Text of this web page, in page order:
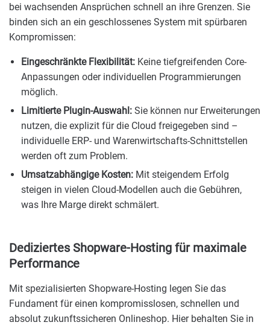
bei wachsenden Ansprüchen schnell an ihre Grenzen. Sie
binden sich an ein geschlossenes System mit spürbaren
Kompromissen:
Eingeschränkte Flexibilität: Keine tiefgreifenden Core-
Anpassungen oder individuellen Programmierungen
möglich.
Limitierte Plugin-Auswahl: Sie können nur Erweiterungen
nutzen, die explizit für die Cloud freigegeben sind –
individuelle ERP- und Warenwirtschafts-Schnittstellen
werden oft zum Problem.
Umsatzabhängige Kosten: Mit steigendem Erfolg
steigen in vielen Cloud-Modellen auch die Gebühren,
was Ihre Marge direkt schmälert.
Dediziertes Shopware-Hosting für maximale
Performance
Mit spezialisierten Shopware-Hosting legen Sie das
Fundament für einen kompromisslosen, schnellen und
absolut zukunftssicheren Onlineshop. Hier behalten Sie in